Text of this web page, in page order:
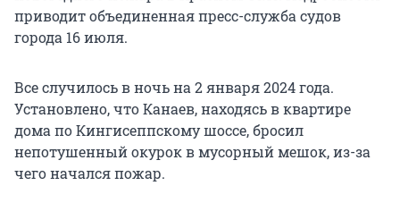
приводит объединенная пресс-служба судов
города 16 июля.
Все случилось в ночь на 2 января 2024 года.
Установлено, что Канаев, находясь в квартире
дома по Кингисеппскому шоссе, бросил
непотушенный окурок в мусорный мешок, из-за
чего начался пожар.